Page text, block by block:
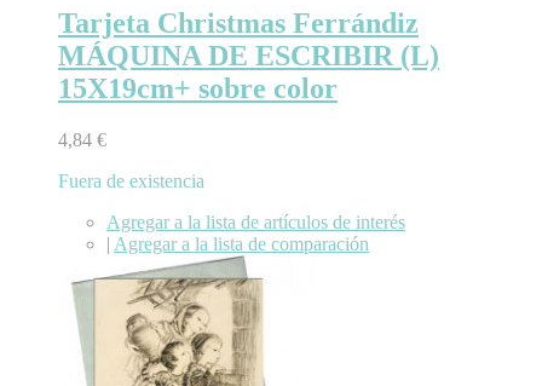
Tarjeta Christmas Ferrándiz
MÁQUINA DE ESCRIBIR (L)
15X19cm+ sobre color
4,84 €
Fuera de existencia
Agregar a la lista de artículos de interés
| Agregar a la lista de comparación